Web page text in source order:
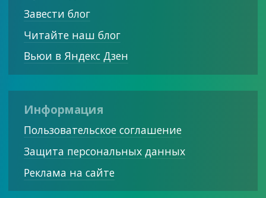
Завести блог
Читайте наш блог
Вьюи в Яндекс Дзен
Информация
Пользовательское соглашение
Защита персональных данных
Реклама на сайте